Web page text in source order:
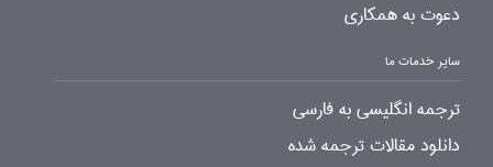
دعوت به همکاری
سایر خدمات ما
ترجمه انگلیسی به فارسی
دانلود مقالات ترجمه شده